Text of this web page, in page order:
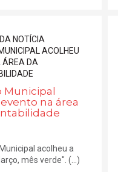
Municipal
na área
acolheu a
mês verde". (...)